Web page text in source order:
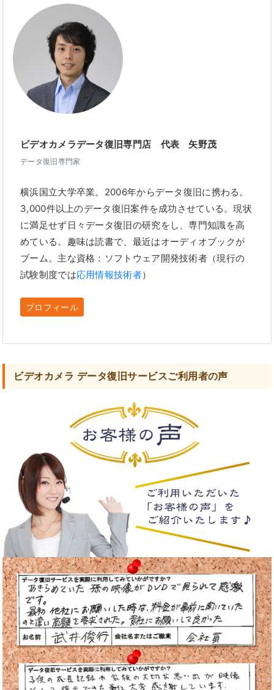
ビデオカメラデータ復旧専門店 代表 矢野茂
データ復旧専門家
横浜国立大学卒業。2006年からデータ復旧に携わる。
3,000件以上のデータ復旧案件を成功させている。現状
に満足せず日々データ復旧の研究をし、専門知識を高
めている。趣味は読書で、最近はオーディオブックが
ブーム。主な資格：ソフトウェア開発技術者（現行の
試験制度では応用情報技術者）
プロフィール
ビデオカメラ データ復旧サービスご利用者の声